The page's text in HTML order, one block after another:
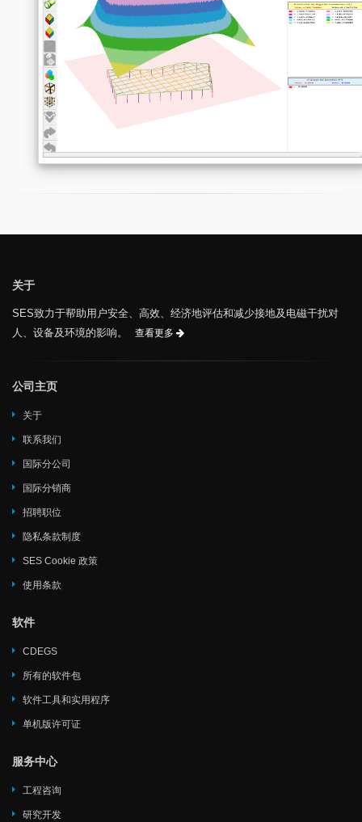
关于
SES致力于帮助用户安全、高效、经济地评估和减少接地及电磁干扰对
人、设备及环境的影响。
查看更多
公司主页
关于
联系我们
国际分公司
国际分销商
招聘职位
隐私条款制度
SES Cookie 政策
使用条款
软件
CDEGS
所有的软件包
软件工具和实用程序
单机版许可证
服务中心
工程咨询
研究开发